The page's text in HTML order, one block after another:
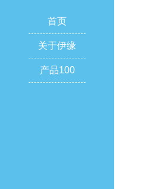
首页
关于伊缘
产品100